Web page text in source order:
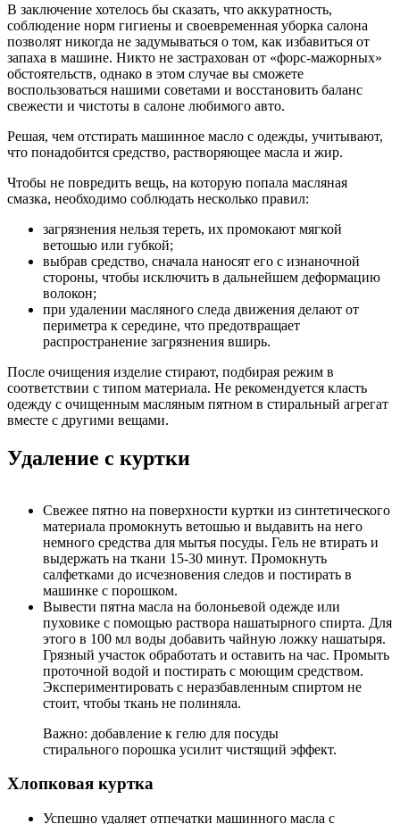
В заключение хотелось бы сказать, что аккуратность,
соблюдение норм гигиены и своевременная уборка салона
позволят никогда не задумываться о том, как избавиться от
запаха в машине. Никто не застрахован от «форс-мажорных»
обстоятельств, однако в этом случае вы сможете
воспользоваться нашими советами и восстановить баланс
свежести и чистоты в салоне любимого авто.
Решая, чем отстирать машинное масло с одежды, учитывают,
что понадобится средство, растворяющее масла и жир.
Чтобы не повредить вещь, на которую попала масляная
смазка, необходимо соблюдать несколько правил:
загрязнения нельзя тереть, их промокают мягкой
ветошью или губкой;
выбрав средство, сначала наносят его с изнаночной
стороны, чтобы исключить в дальнейшем деформацию
волокон;
при удалении масляного следа движения делают от
периметра к середине, что предотвращает
распространение загрязнения вширь.
После очищения изделие стирают, подбирая режим в
соответствии с типом материала. Не рекомендуется класть
одежду с очищенным масляным пятном в стиральный агрегат
вместе с другими вещами.
Удаление с куртки
Свежее пятно на поверхности куртки из синтетического
материала промокнуть ветошью и выдавить на него
немного средства для мытья посуды. Гель не втирать и
выдержать на ткани 15-30 минут. Промокнуть
салфетками до исчезновения следов и постирать в
машинке с порошком.
Вывести пятна масла на болоньевой одежде или
пуховике с помощью раствора нашатырного спирта. Для
этого в 100 мл воды добавить чайную ложку нашатыря.
Грязный участок обработать и оставить на час. Промыть
проточной водой и постирать с моющим средством.
Экспериментировать с неразбавленным спиртом не
стоит, чтобы ткань не полиняла.
Важно: добавление к гелю для посуды
стирального порошка усилит чистящий эффект.
Хлопковая куртка
Успешно удаляет отпечатки машинного масла с